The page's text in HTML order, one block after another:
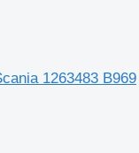
1263483 B969